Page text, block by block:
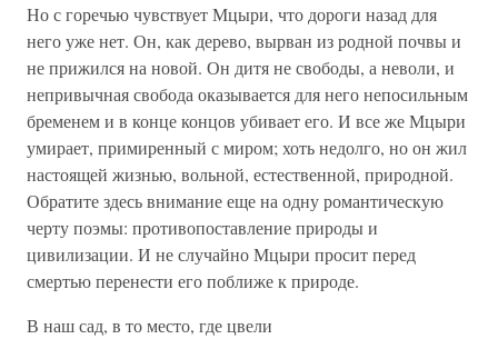
Но с горечью чувствует Мцыри, что дороги назад для
него уже нет. Он, как дерево, вырван из родной почвы и
не прижился на новой. Он дитя не свободы, а неволи, и
непривычная свобода оказывается для него непосильным
бременем и в конце концов убивает его. И все же Мцыри
умирает, примиренный с миром; хоть недолго, но он жил
настоящей жизнью, вольной, естественной, природной.
Обратите здесь внимание еще на одну романтическую
черту поэмы: противопоставление природы и
цивилизации. И не случайно Мцыри просит перед
смертью перенести его поближе к природе.
В наш сад, в то место, где цвели